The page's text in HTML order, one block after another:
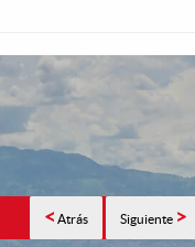
< Atrás Siguiente >